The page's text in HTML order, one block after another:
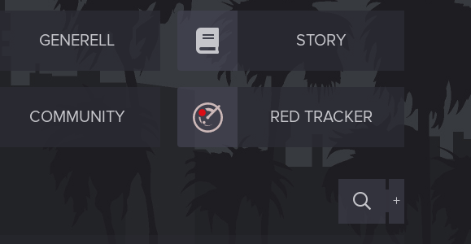
GENERELL STORY
COMMUNITY RED TRACKER
+